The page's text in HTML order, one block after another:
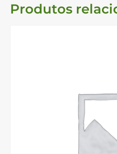
Produtos